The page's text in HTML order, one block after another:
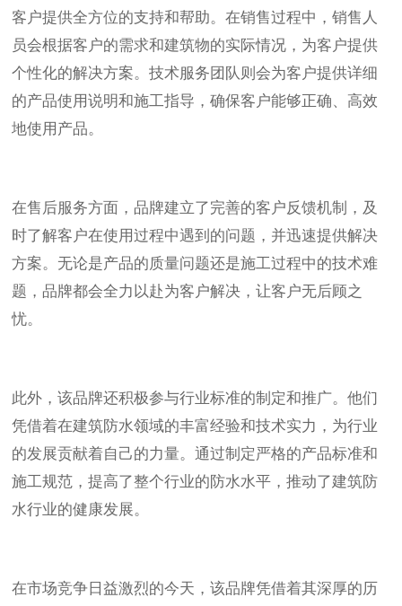
客户提供全方位的支持和帮助。在销售过程中，销售人
员会根据客户的需求和建筑物的实际情况，为客户提供
个性化的解决方案。技术服务团队则会为客户提供详细
的产品使用说明和施工指导，确保客户能够正确、高效
地使用产品。
在售后服务方面，品牌建立了完善的客户反馈机制，及
时了解客户在使用过程中遇到的问题，并迅速提供解决
方案。无论是产品的质量问题还是施工过程中的技术难
题，品牌都会全力以赴为客户解决，让客户无后顾之
忧。
此外，该品牌还积极参与行业标准的制定和推广。他们
凭借着在建筑防水领域的丰富经验和技术实力，为行业
的发展贡献着自己的力量。通过制定严格的产品标准和
施工规范，提高了整个行业的防水水平，推动了建筑防
水行业的健康发展。
在市场竞争日益激烈的今天，该品牌凭借着其深厚的历